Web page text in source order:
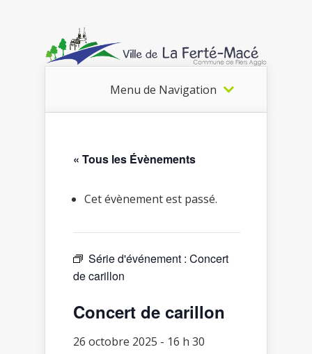
Menu de Navigation
« Tous les Évènements
Cet évènement est passé.
Série d'événement : Concert
de carillon
Concert de carillon
26 octobre 2025 - 16 h 30